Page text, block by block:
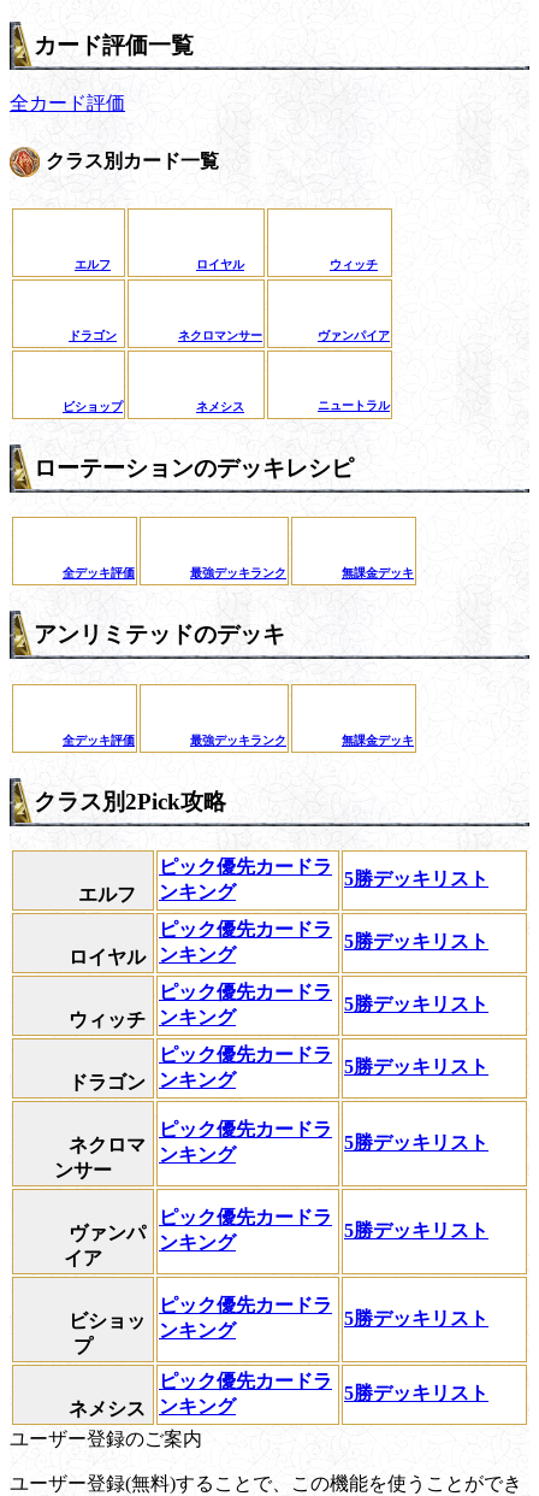
カード評価一覧
全カード評価
クラス別カード一覧
エルフ ロイヤル ウィッチ
ドラゴン ネクロマンサー ヴァンパイア
ビショップ ネメシス ニュートラル
ローテーションのデッキレシピ
全デッキ評価 最強デッキランク 無課金デッキ
アンリミテッドのデッキ
全デッキ評価 最強デッキランク 無課金デッキ
クラス別2Pick攻略
エルフ
ピック優先カードラ
ンキング
5勝デッキリスト
ロイヤル
ピック優先カードラ
ンキング
5勝デッキリスト
ウィッチ
ピック優先カードラ
ンキング
5勝デッキリスト
ドラゴン
ピック優先カードラ
ンキング
5勝デッキリスト
ネクロマ
ンサー
ピック優先カードラ
ンキング
5勝デッキリスト
ヴァンパ
イア
ピック優先カードラ
ンキング
5勝デッキリスト
ビショッ
プ
ピック優先カードラ
ンキング
5勝デッキリスト
ネメシス
ピック優先カードラ
ンキング
5勝デッキリスト
ユーザー登録のご案内
ユーザー登録(無料)することで、この機能を使うことができ